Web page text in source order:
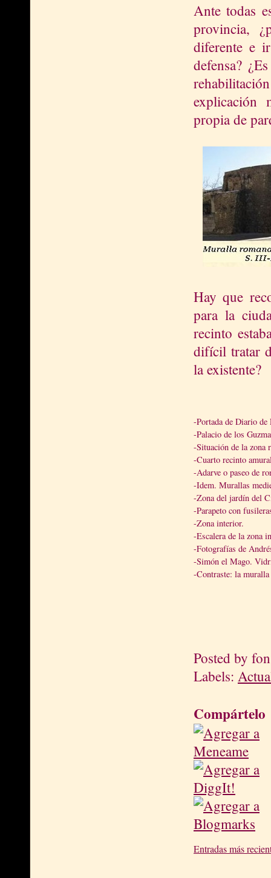
Ante todas
provincia,
diferente e
defensa?
explicación
propia de
Hay que
para la
recinto
difícil tratar
la existente?
-Portada de Diario
-Palacio de los
-Situación de la zona
-Cuarto recinto
-Adarve o paseo de
-Idem. Murallas
-Zona del jardín del
-Parapeto con
-Zona interior.
-Escalera de la zona
-Fotografías de
-Simón el Mago.
-Contraste: la
Posted by
Labels:
Compártelo
Entradas más